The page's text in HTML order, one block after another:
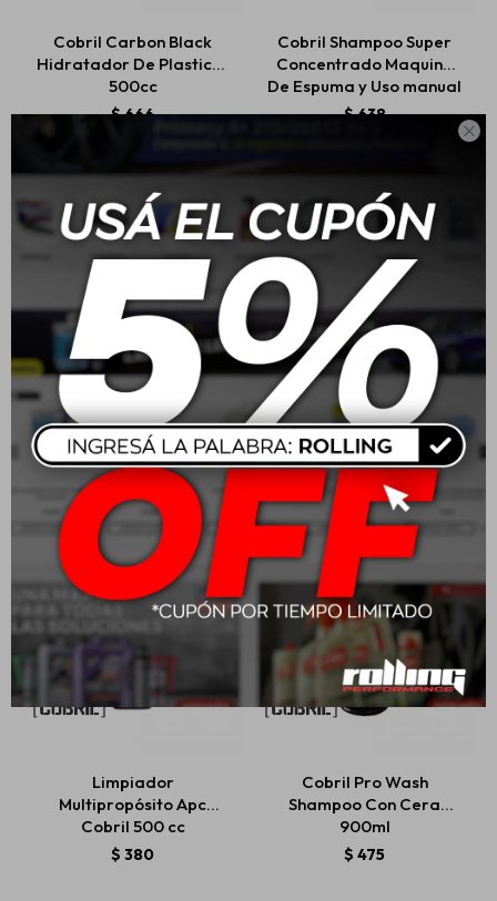

Cobril Carbon Black
Hidratador De Plasticos
500cc
$666
Cobril Shampoo Super
Concentrado Maquina
De Espuma y Uso manual
1L
$638
Cobril liquido Limpia
Parabrisas Windshield
Cleaner 3L
$242
Cobril Silicona
Abrillantadora En
Aerosol Brill Pro 420cc
$561
Limpiador
Multipropósito Apc
Cobril 500 cc
$ 380
Cobril Pro Wash
Shampoo Con Cera
900ml
$ 475